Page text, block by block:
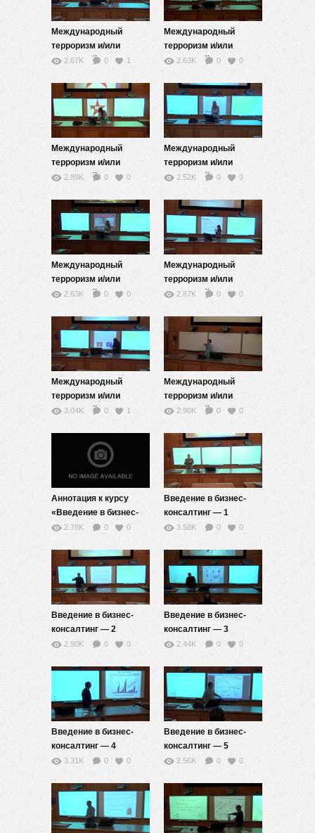
Международный
терроризм и/или
взаимодействие
2.67K 0 1
Международный
терроризм и/или
взаимодействие
2.63K 0 0
Международный
терроризм и/или
взаимодействие
2.89K 0 0
Международный
терроризм и/или
взаимодействие
2.52K 0 0
Международный
терроризм и/или
взаимодействие
2.63K 0 0
Международный
терроризм и/или
взаимодействие
2.87K 0 0
Международный
терроризм и/или
взаимодействие
3.04K 0 1
Международный
терроризм и/или
взаимодействие
2.90K 0 0
Аннотация к курсу
«Введение в бизнес-
консалтинг
предприятиями и
информационно-
математические
платформы систем
управления)»
2.78K 0 0
Введение в бизнес-
консалтинг — 1
3.58K 0 0
Введение в бизнес-
консалтинг — 2
2.90K 0 0
Введение в бизнес-
консалтинг — 3
2.44K 0 0
Введение в бизнес-
консалтинг — 4
3.31K 0 0
Введение в бизнес-
консалтинг — 5
2.56K 0 0